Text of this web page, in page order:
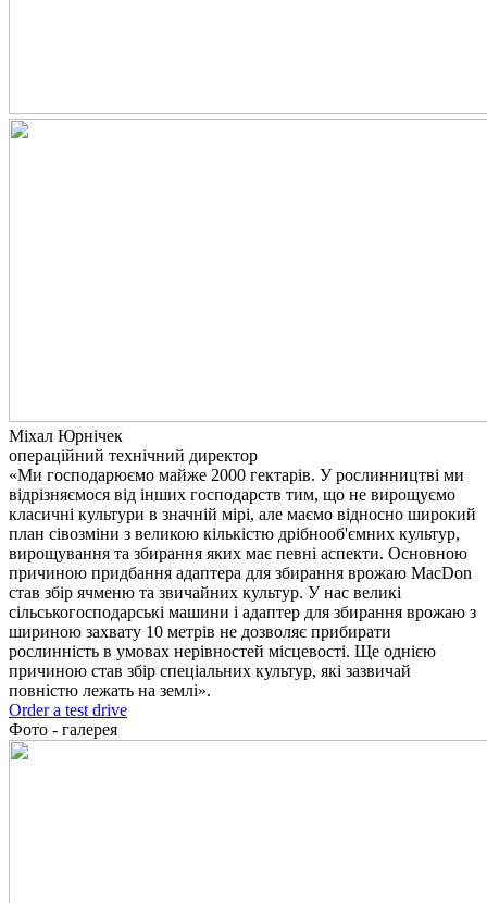
Міхал Юрнічек
операційний технічний директор
«Ми господарюємо майже 2000 гектарів. У рослинництві ми
відрізняємося від інших господарств тим, що не вирощуємо
класичні культури в значній мірі, але маємо відносно широкий
план сівозміни з великою кількістю дрібнооб'ємних культур,
вирощування та збирання яких має певні аспекти. Основною
причиною придбання адаптера для збирання врожаю MacDon
став збір ячменю та звичайних культур. У нас великі
сільськогосподарські машини і адаптер для збирання врожаю з
шириною захвату 10 метрів не дозволяє прибирати
рослинність в умовах нерівностей місцевості. Ще однією
причиною став збір спеціальних культур, які зазвичай
повністю лежать на землі».
Order a test drive
Фото - галерея